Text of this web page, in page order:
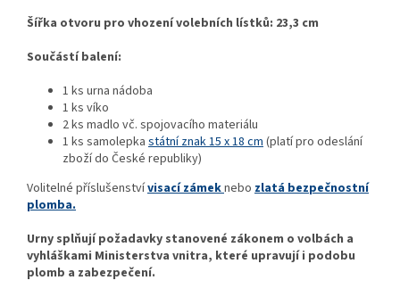
Šířka otvoru pro vhození volebních lístků: 23,3 cm
Součástí balení:
1 ks urna nádoba
1 ks víko
2 ks madlo vč. spojovacího materiálu
1 ks samolepka státní znak 15 x 18 cm(platí pro odeslání
zboží do České republiky)
Volitelné příslušenstvívisací zámeknebo zlatá bezpečnostní
plomba.
Urny splňují požadavky stanovené zákonem o volbách a
vyhláškami Ministerstva vnitra, které upravují i podobu
plomb a zabezpečení.